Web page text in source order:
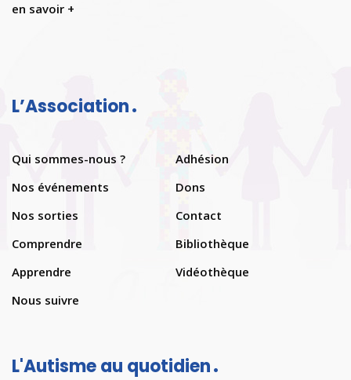
en savoir +
L’Association
Qui sommes-nous ?
Nos événements
Nos sorties
Comprendre
Apprendre
Nous suivre
Adhésion
Dons
Contact
Bibliothèque
Vidéothèque
L'Autisme au quotidien